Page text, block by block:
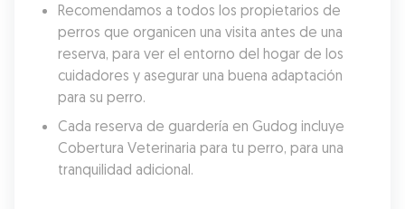
Recomendamos a todos los propietarios de
perros que organicen una visita antes de una
reserva, para ver el entorno del hogar de los
cuidadores y asegurar una buena adaptación
para su perro.
Cada reserva de guardería en Gudog incluye
Cobertura Veterinaria para tu perro, para una
tranquilidad adicional.